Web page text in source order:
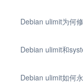
Debian ulimit为何
Debian ulimit和
Debian ulimit如何